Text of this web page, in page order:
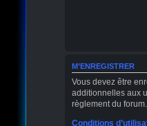
M’ENREGISTRER
Vous devez être
additionnelles aux
règlement du forum.
Conditions